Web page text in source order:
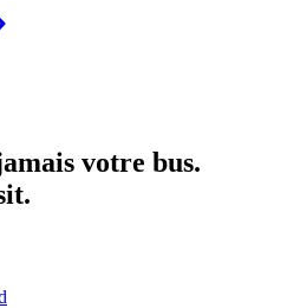
votre bus.